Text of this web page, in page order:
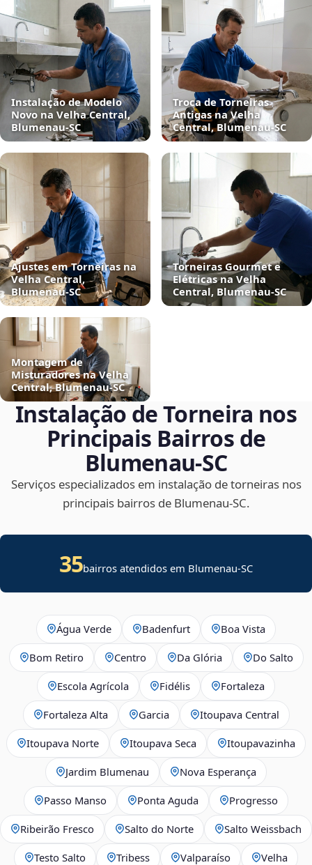
Instalação de Modelo
Novo na Velha Central,
Blumenau‑SC
Troca de Torneiras
Antigas na Velha
Central, Blumenau‑SC
Ajustes em Torneiras na
Velha Central,
Blumenau‑SC
Torneiras Gourmet e
Elétricas na Velha
Central, Blumenau‑SC
Montagem de
Misturadores na Velha
Central, Blumenau‑SC
Instalação de Torneira nos
Principais Bairros de
Blumenau‑SC
Serviços especializados em instalação de torneiras nos
principais bairros de Blumenau‑SC.
35bairros atendidos em Blumenau-SC
Água Verde Badenfurt Boa Vista
Bom Retiro Centro Da Glória Do Salto
Escola Agrícola Fidélis Fortaleza
Fortaleza Alta Garcia Itoupava Central
Itoupava Norte Itoupava Seca Itoupavazinha
Jardim Blumenau Nova Esperança
Passo Manso Ponta Aguda Progresso
Ribeirão Fresco Salto do Norte Salto Weissbach
Testo Salto Tribess Valparaíso Velha